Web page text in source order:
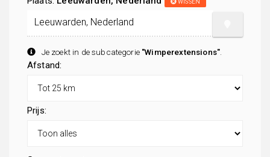
Je zoekt in de subcategorie "Wimperextensions"
Afstand:
Prijs: